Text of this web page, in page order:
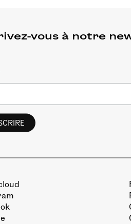
vous à notre